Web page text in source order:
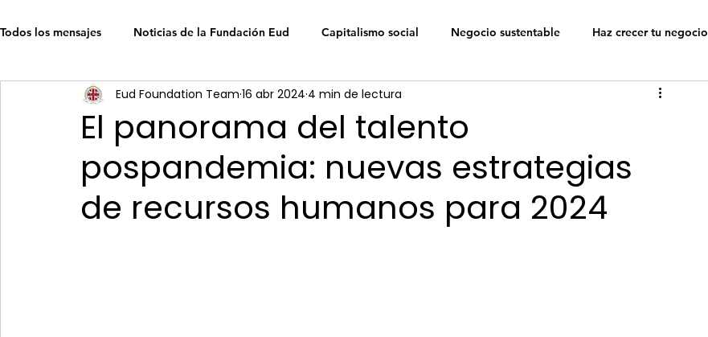
Todos los mensajes Noticias de la Fundación Eud Capitalismo social Negocio sustentable Haz crecer tu negocio
Cómo trabajamos Earth's Call Ruta del capitalismo social
La hoja de ruta del capitalismo soc La Hoja de Ruta del Capitalismo Soc
El panorama del talento
pospandemia: nuevas estrategias
de recursos humanos para 2024
Eud Foundation Team 16 abr 2024 4 min de lectura